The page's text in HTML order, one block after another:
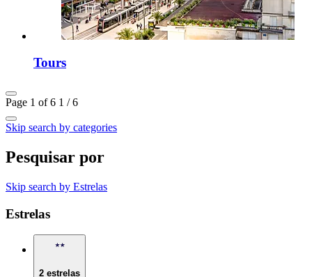
Tours
Page 1 of 6 1 / 6
Skip search by categories
Pesquisar por
Skip search by Estrelas
Estrelas
2 estrelas